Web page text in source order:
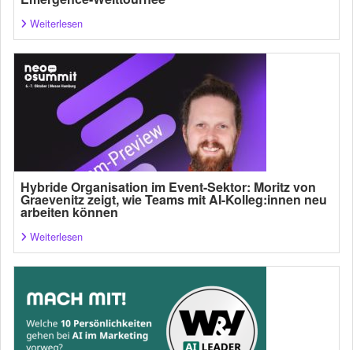
Weiterlesen
Hybride Organisation im Event-Sektor: Moritz von
Graevenitz zeigt, wie Teams mit AI-Kolleg:innen neu
arbeiten können
Weiterlesen